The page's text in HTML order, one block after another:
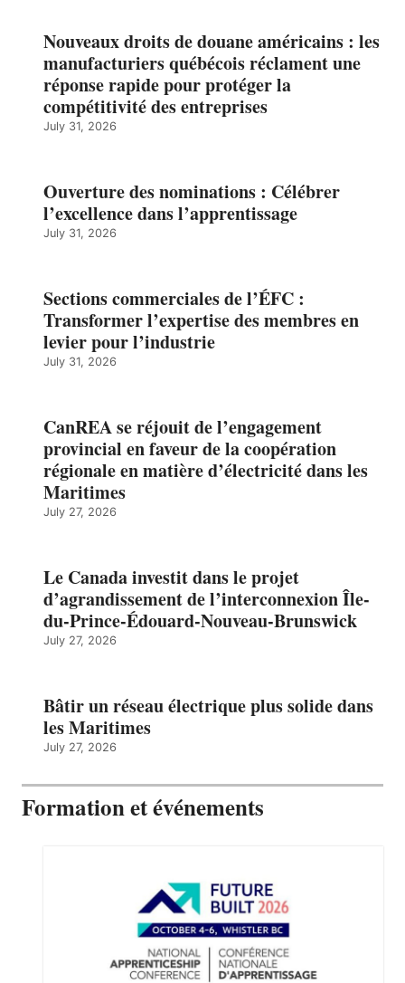
Nouveaux droits de douane américains : les
manufacturiers québécois réclament une
réponse rapide pour protéger la
compétitivité des entreprises
July 31, 2026
Ouverture des nominations : Célébrer
l’excellence dans l’apprentissage
July 31, 2026
Sections commerciales de l’ÉFC :
Transformer l’expertise des membres en
levier pour l’industrie
July 31, 2026
CanREA se réjouit de l’engagement
provincial en faveur de la coopération
régionale en matière d’électricité dans les
Maritimes
July 27, 2026
Le Canada investit dans le projet
d’agrandissement de l’interconnexion Île-
du-Prince-Édouard-Nouveau-Brunswick
July 27, 2026
Bâtir un réseau électrique plus solide dans
les Maritimes
July 27, 2026
Formation et événements